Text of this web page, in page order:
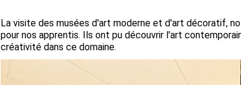
La visite des musées d'art moderne et d'art décoratif,
pour nos apprentis. Ils ont pu découvrir l'art
créativité dans ce domaine.